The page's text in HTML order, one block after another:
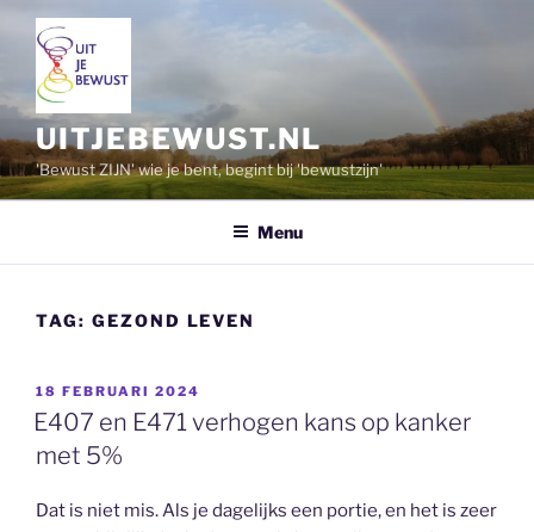
inhoud
UITJEBEWUST.NL
'Bewust ZIJN' wie je bent, begint bij 'bewustzijn'
Menu
TAG: GEZOND LEVEN
GEPLAATST
OP
18 FEBRUARI 2024
E407 en E471 verhogen kans op kanker
met 5%
Dat is niet mis. Als je dagelijks een portie, en het is zeer